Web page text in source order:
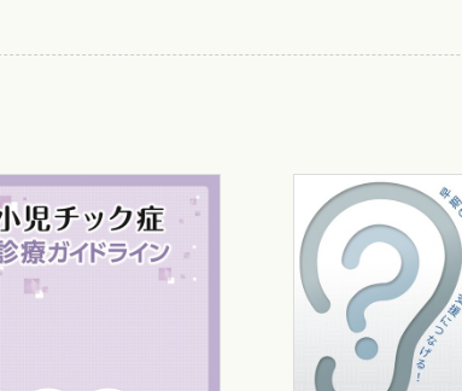
肢痛
習上の困難，読み書きの困難
身長・過成長，大頭・小頭
査の目的と方法